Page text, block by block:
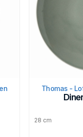
Thomas -
28 cm